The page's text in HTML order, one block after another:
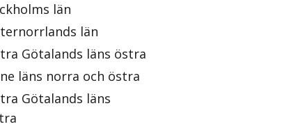
län
län
Götalands läns östra
läns norra och östra
Götalands läns